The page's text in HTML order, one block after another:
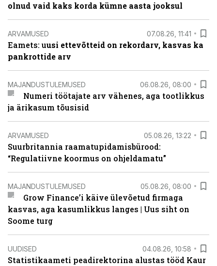
olnud vaid kaks korda kümne aasta jooksul
ARVAMUSED 07.08.26, 11:41
Eamets: uusi ettevõtteid on rekordarv, kasvas ka
pankrottide arv
MAJANDUSTULEMUSED 06.08.26, 08:00
Numeri töötajate arv vähenes, aga tootlikkus
ja ärikasum tõusisid
ARVAMUSED 05.08.26, 13:22
Suurbritannia raamatupidamisbürood:
“Regulatiivne koormus on ohjeldamatu”
MAJANDUSTULEMUSED 05.08.26, 08:00
Grow Finance’i käive ülevõetud firmaga
kasvas, aga kasumlikkus langes | Uus siht on
Soome turg
UUDISED 04.08.26, 10:58
Statistikaameti peadirektorina alustas tööd Kaur